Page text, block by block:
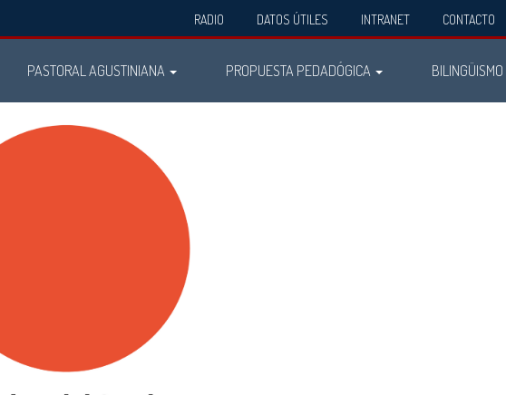
RADIO DATOS ÚTILES INTRANET CONTACTO
PASTORAL AGUSTINIANA PROPUESTA PEDADÓGICA BILINGÜISMO